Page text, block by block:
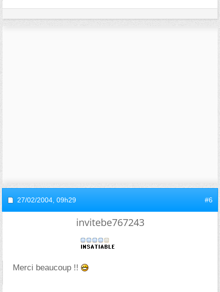
27/02/2004, 09h29 #6
invitebe767243
Merci beaucoup !!